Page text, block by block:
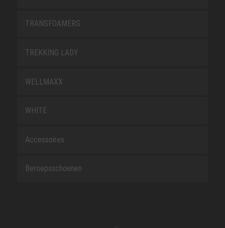
TRANSFOAMERS
TREKKING LADY
WELLMAXX
WHITE
Accessoires
Beroepsschoenen